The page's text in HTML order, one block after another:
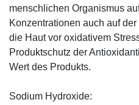
menschlichen Organismus
Konzentrationen auch auf
die Haut vor oxidativem
Produktschutz der
Wert des Produkts.
Sodium Hydroxide: